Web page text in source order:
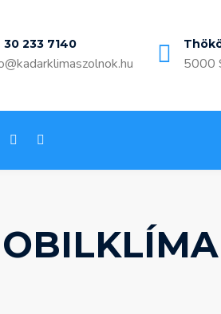
30 233 7140
5000